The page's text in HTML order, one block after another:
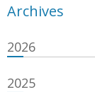
Archives
2026
2025